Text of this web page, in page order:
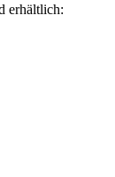
erhältlich: